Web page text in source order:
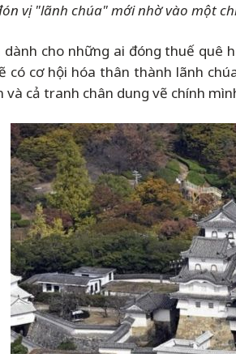
vị "lãnh chúa" mới nhờ vào một
cho những ai đóng thuế quê
có cơ hội hóa thân thành lãnh
và cả tranh chân dung vẽ chính